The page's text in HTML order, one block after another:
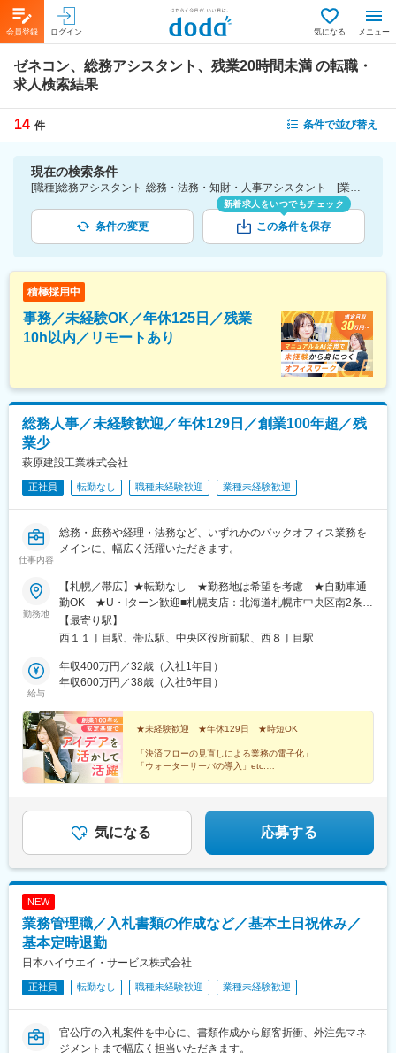
会員登録 ログイン 気になる メニュー
ゼネコン、総務アシスタント、残業20時間未満 の転職・
求人検索結果
14 件 条件で並び替え
現在の検索条件
[職種]総務アシスタント-総務・法務・知財・人事アシスタント [業種]ゼネコン-建設・プラント・不動産業界 [詳細条件](休日・働き方)残業20時間未満
条件の変更
新着求人をいつでもチェック
この条件を保存
積極採用中
事務／未経験OK／年休125日／残業
10h以内／リモートあり
総務人事／未経験歓迎／年休129日／創業100年超／残
業少
萩原建設工業株式会社
正社員 転勤なし 職種未経験歓迎 業種未経験歓迎
仕事内容
総務・庶務や経理・法務など、いずれかのバックオフィス業務を
メインに、幅広く活躍いただきます。
勤務地
【札幌／帯広】★転勤なし ★勤務地は希望を考慮 ★自動車通
勤OK ★U・Iターン歓迎■札幌支店：北海道札幌市中央区南2条西
10丁目5番3 PPCビル6階《最寄り駅》地下鉄東西線「西11丁目
駅」より徒歩3分■本社：北海道帯広市東7条南8丁目2番地《最寄
【最寄り駅】
西１１丁目駅、帯広駅、中央区役所前駅、西８丁目駅
給与
年収400万円／32歳（入社1年目）
年収600万円／38歳（入社6年目）
★未経験歓迎 ★年休129日 ★時短OK
「決済フローの見直しによる業務の電子化」
「ウォーターサーバの導入」etc.
気になる 応募する
NEW
業務管理職／入札書類の作成など／基本土日祝休み／
基本定時退勤
日本ハイウエイ・サービス株式会社
正社員 転勤なし 職種未経験歓迎 業種未経験歓迎
官公庁の入札案件を中心に、書類作成から顧客折衝、外注先マネ
ジメントまで幅広く担当いただきます。